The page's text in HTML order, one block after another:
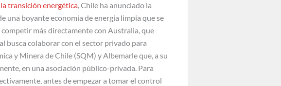
transición energética, Chile ha anunciado la
una boyante economía de energía limpia que se
más directamente con Australia, que
busca colaborar con el sector privado para
y Minera de Chile (SQM) y Albemarle que, a su
en una asociación público-privada. Para
antes de empezar a tomar el control